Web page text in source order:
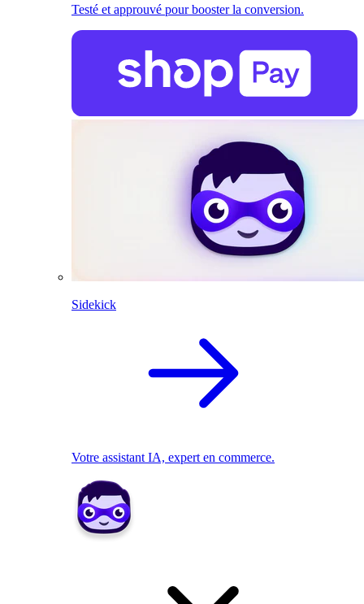
Testé et approuvé pour booster la conversion.
Sidekick
Votre assistant IA, expert en commerce.